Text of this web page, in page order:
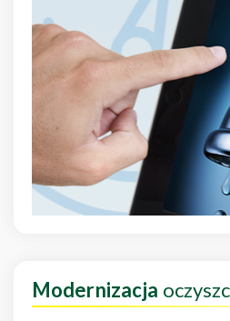
Modernizacja